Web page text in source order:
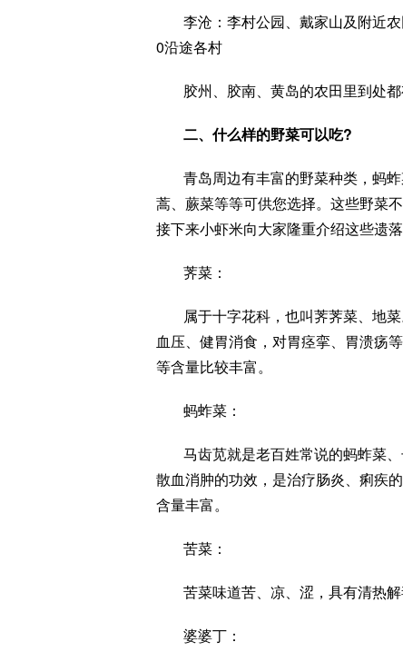
李沧：李村公园、戴家山及附近
0沿途各村
胶州、胶南、黄岛的农田里到处都
二、什么样的野菜可以吃?
青岛周边有丰富的野菜种类，蚂
蒿、蕨菜等等可供您选择。这些野菜
接下来小虾米向大家隆重介绍这些遗落
荠菜：
属于十字花科，也叫荠荠菜、地
血压、健胃消食，对胃痉挛、胃溃疡
等含量比较丰富。
蚂蚱菜：
马齿苋就是老百姓常说的蚂蚱菜
散血消肿的功效，是治疗肠炎、痢疾
含量丰富。
苦菜：
苦菜味道苦、凉、涩，具有清热
婆婆丁：